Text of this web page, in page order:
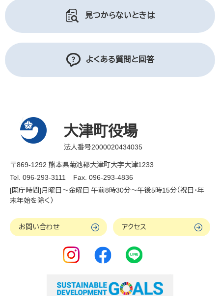
見つからないときは
よくある質問と回答
大津町役場
法人番号2000020434035
〒869-1292 熊本県菊池郡大津町大字大津1233
Tel. 096-293-3111
Fax. 096-293-4836
[開庁時間]月曜日～金曜日 午前8時30分～午後5時15分（祝日・年
末年始を除く）
お問い合わせ アクセス